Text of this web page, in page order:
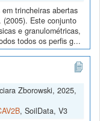
trincheiras abertas
(2005). Este conjunto
e granulométricas,
todos os perfis g...
Zborowski, 2025,
, SoilData, V3